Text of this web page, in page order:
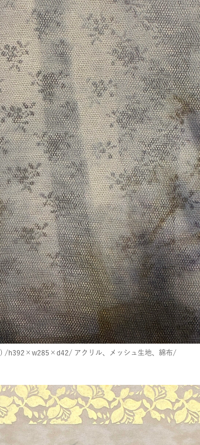
/h392×w285×d42/ アクリル、メッシュ生地、綿布/